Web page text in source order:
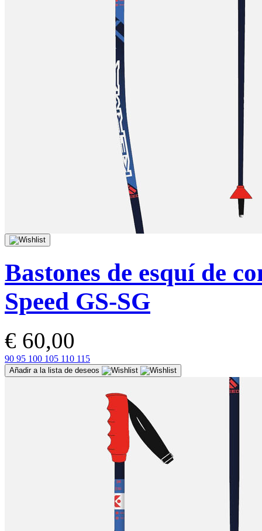
Bastones de esquí de
Speed GS-SG
€ 60,00
90 95 100 105 110 115
Añadir a la lista de deseos